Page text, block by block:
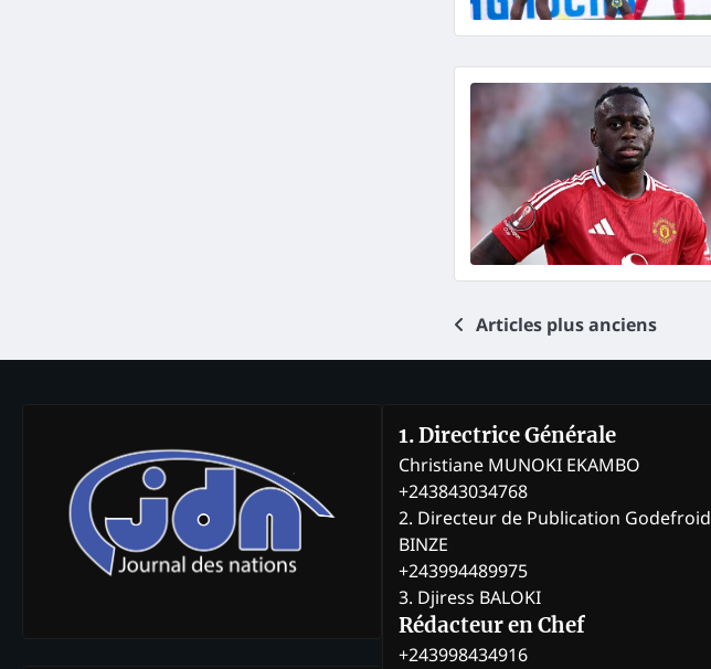
Navigation
des
Articles plus anciens
1. Directrice Générale
Christiane MUNOKI EKAMBO
+243843034768
2. Directeur de Publication Godefroid
BINZE
+243994489975
3. Djiress BALOKI
Rédacteur en Chef
+243998434916